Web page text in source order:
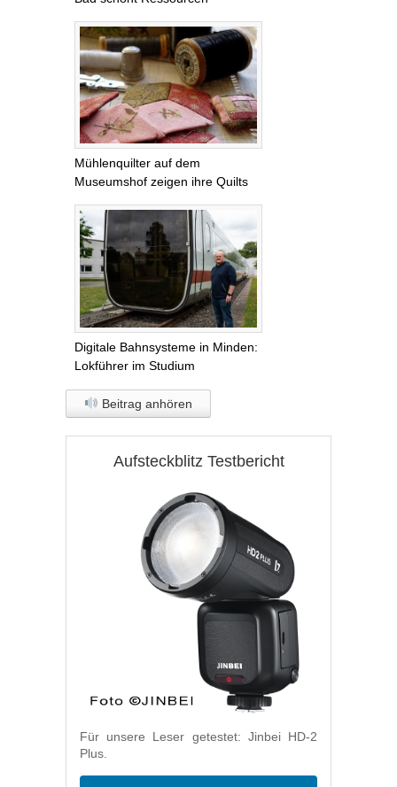
Mühlenquilter auf dem
Museumshof zeigen ihre Quilts
Digitale Bahnsysteme in Minden:
Lokführer im Studium
Beitrag anhören
Aufsteckblitz Testbericht
Für unsere Leser getestet: Jinbei HD-2
Plus.